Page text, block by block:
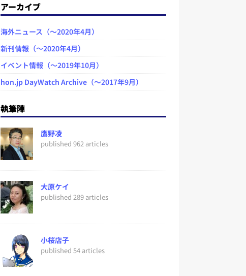
アーカイブ
海外ニュース（～2020年4月）
新刊情報（～2020年4月）
イベント情報（～2019年10月）
hon.jp DayWatch Archive（～2017年9月）
執筆陣
鷹野凌
published 962 articles
大原ケイ
published 289 articles
小桜店子
published 54 articles